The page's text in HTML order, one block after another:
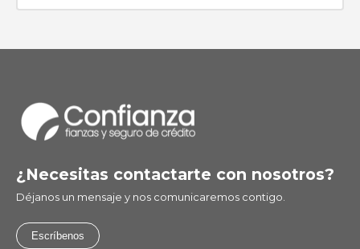
¿Necesitas contactarte con nosotros?
Déjanos un mensaje y nos comunicaremos contigo.
Escríbenos